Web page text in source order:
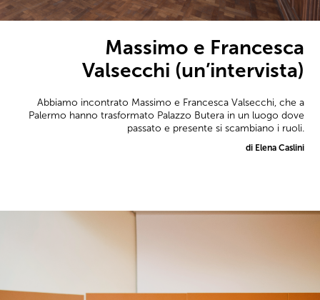
Massimo e Francesca
Valsecchi (un’intervista)
Abbiamo incontrato Massimo e Francesca Valsecchi, che a
Palermo hanno trasformato Palazzo Butera in un luogo dove
passato e presente si scambiano i ruoli.
di Elena Caslini